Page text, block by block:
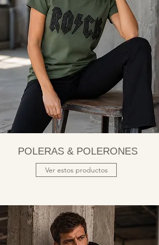
POLERAS & POLERONES
Ver estos productos